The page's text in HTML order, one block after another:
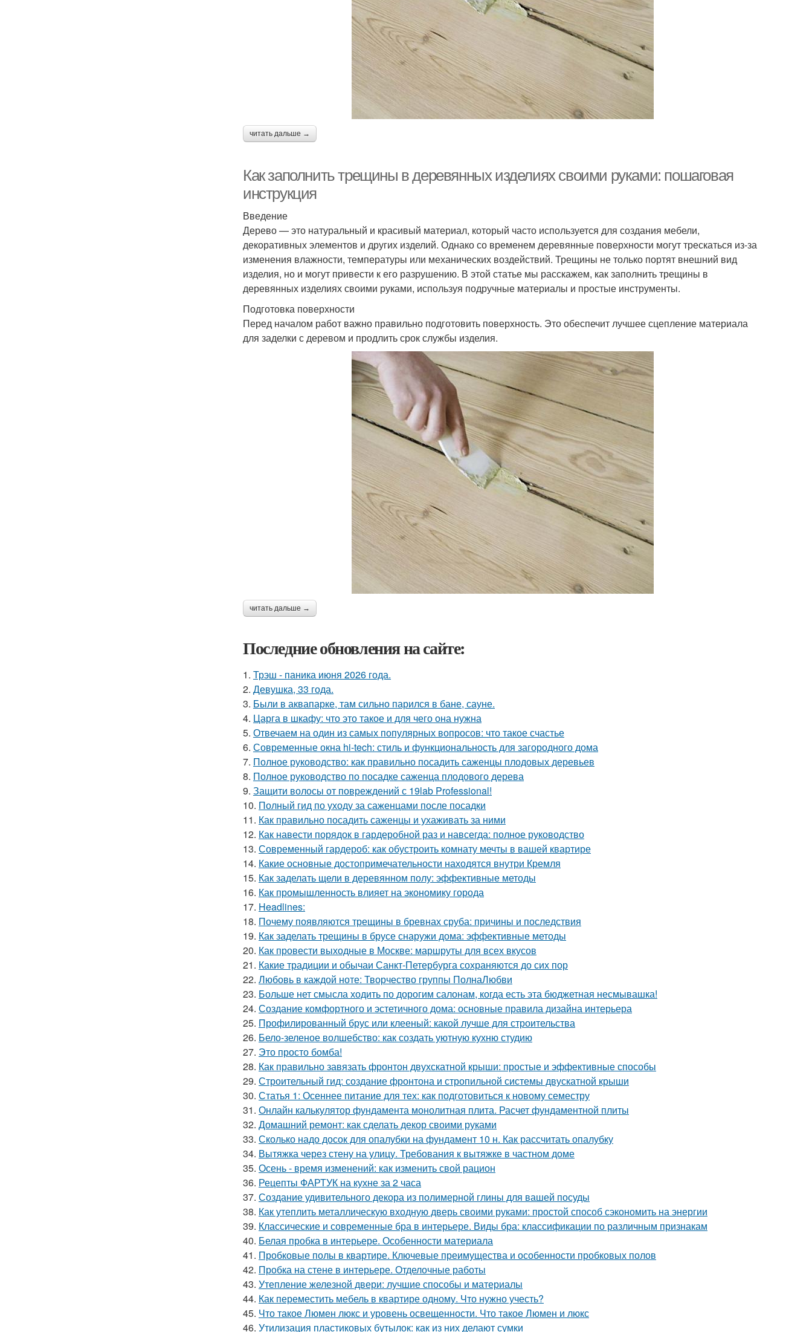
читать дальше →
Как заполнить трещины в деревянных изделиях своими руками: пошаговая
инструкция
Введение
Дерево — это натуральный и красивый материал, который часто используется для создания мебели,
декоративных элементов и других изделий. Однако со временем деревянные поверхности могут трескаться из-за
изменения влажности, температуры или механических воздействий. Трещины не только портят внешний вид
изделия, но и могут привести к его разрушению. В этой статье мы расскажем, как заполнить трещины в
деревянных изделиях своими руками, используя подручные материалы и простые инструменты.
Подготовка поверхности
Перед началом работ важно правильно подготовить поверхность. Это обеспечит лучшее сцепление материала
для заделки с деревом и продлить срок службы изделия.
читать дальше →
Последние обновления на сайте:
1. Трэш - паника июня 2026 года.
2. Девушка, 33 года.
3. Были в аквапарке, там сильно парился в бане, сауне.
4. Царга в шкафу: что это такое и для чего она нужна
5. Отвечаем на один из самых популярных вопросов: что такое счастье
6. Современные окна hi-tech: стиль и функциональность для загородного дома
7. Полное руководство: как правильно посадить саженцы плодовых деревьев
8. Полное руководство по посадке саженца плодового дерева
9. Защити волосы от повреждений с 19lab Professional!
10. Полный гид по уходу за саженцами после посадки
11. Как правильно посадить саженцы и ухаживать за ними
12. Как навести порядок в гардеробной раз и навсегда: полное руководство
13. Современный гардероб: как обустроить комнату мечты в вашей квартире
14. Какие основные достопримечательности находятся внутри Кремля
15. Как заделать щели в деревянном полу: эффективные методы
16. Как промышленность влияет на экономику города
17. Headlines:
18. Почему появляются трещины в бревнах сруба: причины и последствия
19. Как заделать трещины в брусе снаружи дома: эффективные методы
20. Как провести выходные в Москве: маршруты для всех вкусов
21. Какие традиции и обычаи Санкт-Петербурга сохраняются до сих пор
22. Любовь в каждой ноте: Творчество группы ПолнаЛюбви
23. Больше нет смысла ходить по дорогим салонам, когда есть эта бюджетная несмывашка!
24. Создание комфортного и эстетичного дома: основные правила дизайна интерьера
25. Профилированный брус или клееный: какой лучше для строительства
26. Бело-зеленое волшебство: как создать уютную кухню студию
27. Это просто бомба!
28. Как правильно завязать фронтон двухскатной крыши: простые и эффективные способы
29. Строительный гид: создание фронтона и стропильной системы двускатной крыши
30. Статья 1: Осеннее питание для тех: как подготовиться к новому семестру
31. Онлайн калькулятор фундамента монолитная плита. Расчет фундаментной плиты
32. Домашний ремонт: как сделать декор своими руками
33. Сколько надо досок для опалубки на фундамент 10 н. Как рассчитать опалубку
34. Вытяжка через стену на улицу. Требования к вытяжке в частном доме
35. Осень - время изменений: как изменить свой рацион
36. Рецепты ФАРТУК на кухне за 2 часа
37. Создание удивительного декора из полимерной глины для вашей посуды
38. Как утеплить металлическую входную дверь своими руками: простой способ сэкономить на энергии
39. Классические и современные бра в интерьере. Виды бра: классификации по различным признакам
40. Белая пробка в интерьере. Особенности материала
41. Пробковые полы в квартире. Ключевые преимущества и особенности пробковых полов
42. Пробка на стене в интерьере. Отделочные работы
43. Утепление железной двери: лучшие способы и материалы
44. Как переместить мебель в квартире одному. Что нужно учесть?
45. Что такое Люмен люкс и уровень освещенности. Что такое Люмен и люкс
46. Утилизация пластиковых бутылок: как из них делают сумки